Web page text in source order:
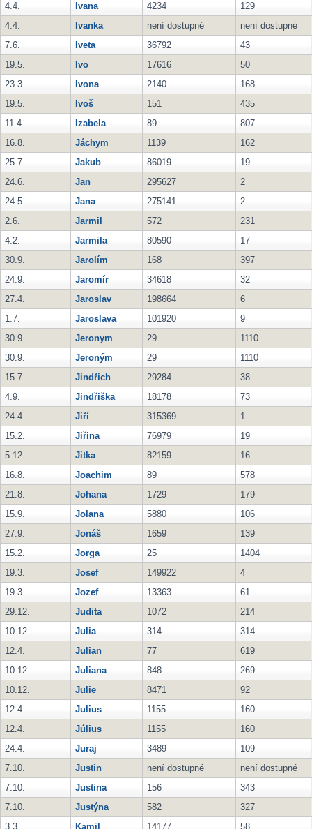
4.4.
Ivana 4234
129
4.4.
Ivanka není dostupné
není dostupné
7.6.
Iveta 36792
43
19.5.
Ivo 17616
50
23.3.
Ivona 2140
168
19.5.
Ivoš 151
435
11.4.
Izabela 89
807
16.8.
Jáchym 1139
162
25.7.
Jakub 86019
19
24.6.
Jan 295627
2
24.5.
Jana 275141
2
2.6.
Jarmil 572
231
4.2.
Jarmila 80590
17
30.9.
Jarolím 168
397
24.9.
Jaromír 34618
32
27.4.
Jaroslav 198664
6
1.7.
Jaroslava 101920
9
30.9.
Jeronym 29
1110
30.9.
Jeroným 29
1110
15.7.
Jindřich 29284
38
4.9.
Jindřiška 18178
73
24.4.
Jiří 315369
1
15.2.
Jiřina 76979
19
5.12.
Jitka 82159
16
16.8.
Joachim 89
578
21.8.
Johana 1729
179
15.9.
Jolana 5880
106
27.9.
Jonáš 1659
139
15.2.
Jorga 25
1404
19.3.
Josef 149922
4
19.3.
Jozef 13363
61
29.12.
Judita 1072
214
10.12.
Julia 314
314
12.4.
Julian 77
619
10.12.
Juliana 848
269
10.12.
Julie 8471
92
12.4.
Julius 1155
160
12.4.
Július 1155
160
24.4.
Juraj 3489
109
7.10.
Justin není dostupné
není dostupné
7.10.
Justina 156
343
7.10.
Justýna 582
327
3.3.
Kamil 14177 58